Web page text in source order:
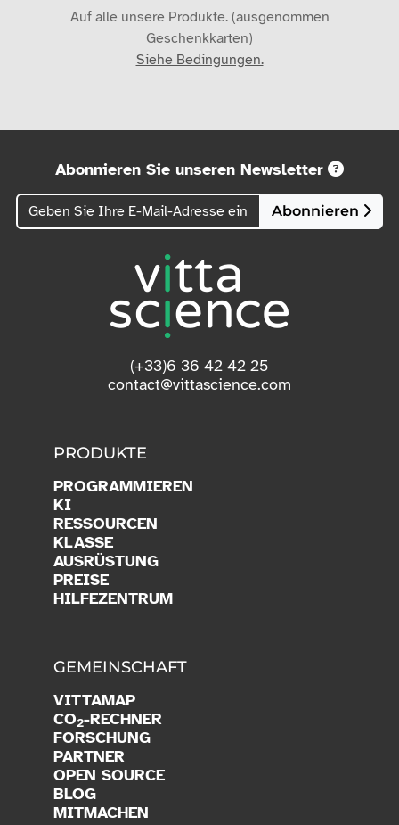
Auf alle unsere Produkte. (ausgenommen
Geschenkkarten)
Siehe Bedingungen.
Abonnieren Sie unseren Newsletter
Abonnieren
(+33)6 36 42 42 25
contact@vittascience.com
PRODUKTE
PROGRAMMIEREN
KI
RESSOURCEN
KLASSE
AUSRÜSTUNG
PREISE
HILFEZENTRUM
GEMEINSCHAFT
VITTAMAP
CO2-RECHNER
FORSCHUNG
PARTNER
OPEN SOURCE
BLOG
MITMACHEN